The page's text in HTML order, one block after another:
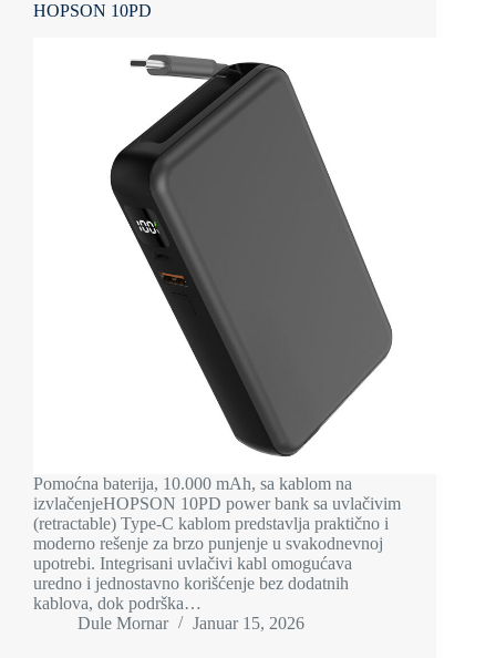
HOPSON 10PD
Pomoćna baterija, 10.000 mAh, sa kablom na
izvlačenjeHOPSON 10PD power bank sa uvlačivim
(retractable) Type-C kablom predstavlja praktično i
moderno rešenje za brzo punjenje u svakodnevnoj
upotrebi. Integrisani uvlačivi kabl omogućava
uredno i jednostavno korišćenje bez dodatnih
kablova, dok podrška…
Dule Mornar
Januar 15, 2026